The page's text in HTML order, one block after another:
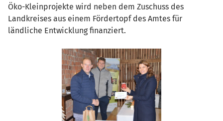
Öko-Kleinprojekte wird neben dem Zuschuss des
Landkreises aus einem Fördertopf des Amtes für
ländliche Entwicklung finanziert.